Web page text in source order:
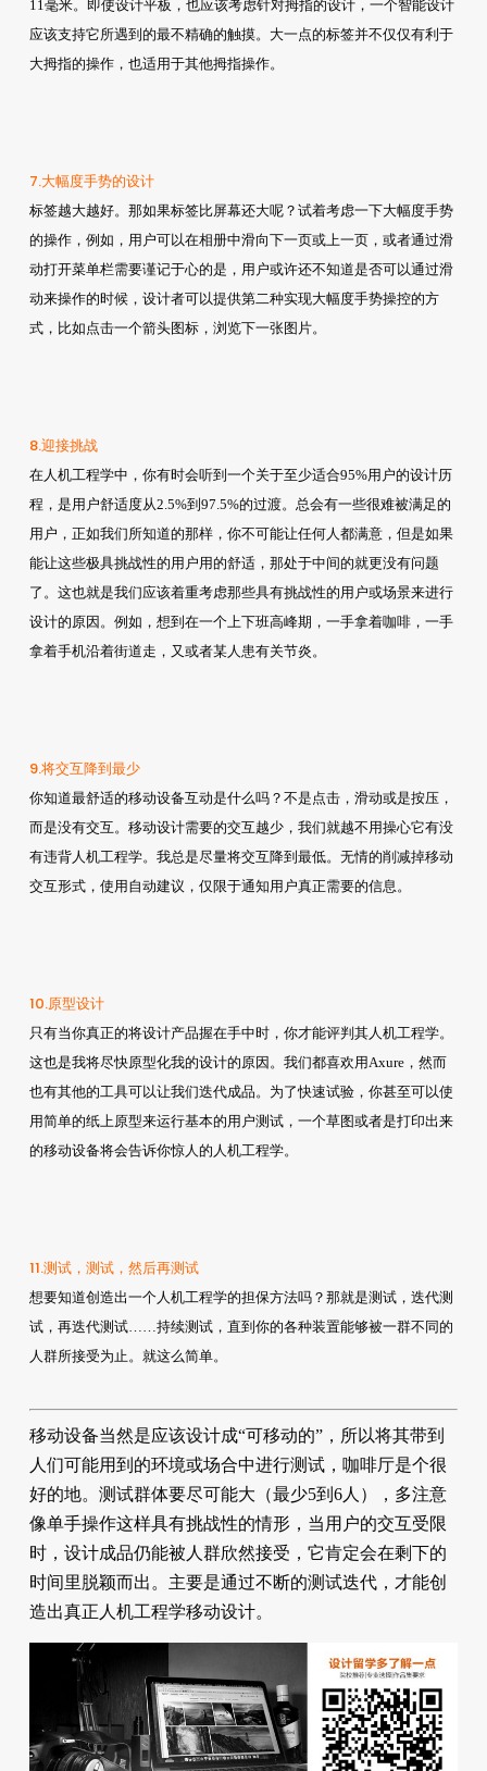
11毫米。即使设计平板，也应该考虑针对拇指的设计，一个智能设计
应该支持它所遇到的最不精确的触摸。大一点的标签并不仅仅有利于
大拇指的操作，也适用于其他拇指操作。
7.大幅度手势的设计
标签越大越好。那如果标签比屏幕还大呢？试着考虑一下大幅度手势
的操作，例如，用户可以在相册中滑向下一页或上一页，或者通过滑
动打开菜单栏需要谨记于心的是，用户或许还不知道是否可以通过滑
动来操作的时候，设计者可以提供第二种实现大幅度手势操控的方
式，比如点击一个箭头图标，浏览下一张图片。
8.迎接挑战
在人机工程学中，你有时会听到一个关于至少适合95%用户的设计历
程，是用户舒适度从2.5%到97.5%的过渡。总会有一些很难被满足的
用户，正如我们所知道的那样，你不可能让任何人都满意，但是如果
能让这些极具挑战性的用户用的舒适，那处于中间的就更没有问题
了。这也就是我们应该着重考虑那些具有挑战性的用户或场景来进行
设计的原因。例如，想到在一个上下班高峰期，一手拿着咖啡，一手
拿着手机沿着街道走，又或者某人患有关节炎。
9.将交互降到最少
你知道最舒适的移动设备互动是什么吗？不是点击，滑动或是按压，
而是没有交互。移动设计需要的交互越少，我们就越不用操心它有没
有违背人机工程学。我总是尽量将交互降到最低。无情的削减掉移动
交互形式，使用自动建议，仅限于通知用户真正需要的信息。
10.原型设计
只有当你真正的将设计产品握在手中时，你才能评判其人机工程学。
这也是我将尽快原型化我的设计的原因。我们都喜欢用Axure，然而
也有其他的工具可以让我们迭代成品。为了快速试验，你甚至可以使
用简单的纸上原型来运行基本的用户测试，一个草图或者是打印出来
的移动设备将会告诉你惊人的人机工程学。
11.测试，测试，然后再测试
想要知道创造出一个人机工程学的担保方法吗？那就是测试，迭代测
试，再迭代测试……持续测试，直到你的各种装置能够被一群不同的
人群所接受为止。就这么简单。
移动设备当然是应该设计成“可移动的”，所以将其带到
人们可能用到的环境或场合中进行测试，咖啡厅是个很
好的地。测试群体要尽可能大（最少5到6人），多注意
像单手操作这样具有挑战性的情形，当用户的交互受限
时，设计成品仍能被人群欣然接受，它肯定会在剩下的
时间里脱颖而出。主要是通过不断的测试迭代，才能创
造出真正人机工程学移动设计。